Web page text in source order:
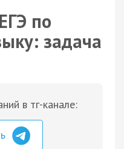
по
задача
в тг-канале: